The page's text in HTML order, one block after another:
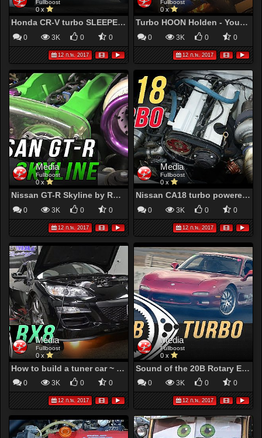
Fullboost
0 x
Honda CR-V turbo SLEEPER - YouTube
0 3K 0 0
12 ก.พ. 2017
Fullboost
0 x
Turbo HOON Holden - YouTube
0 3K 0 0
12 ก.พ. 2017
Media
Fullboost
0 x
Nissan GT-R Skyline by RVO - YouTube
0 3K 0 0
12 ก.พ. 2017
Media
Fullboost
0 x
Nissan CA18 turbo powered Toyota Corolla - YouTube
0 3K 0 0
12 ก.พ. 2017
Media
Fullboost
0 x
How to build a tuner car ~ 20B rotary RX8 by Promaz - YouTube
0 3K 0 0
12 ก.พ. 2017
Media
Fullboost
0 x
Sound of the 20B Rotary Engine ~ Mazda RX-7 - YouTube
0 3K 0 0
12 ก.พ. 2017